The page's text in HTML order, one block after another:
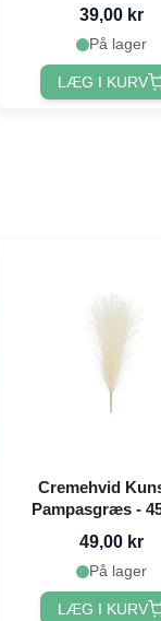
39,00 kr
På lager
LÆG I KURV
Cremehvid
Pampasgræs -
49,00 kr
På lager
LÆG I KURV